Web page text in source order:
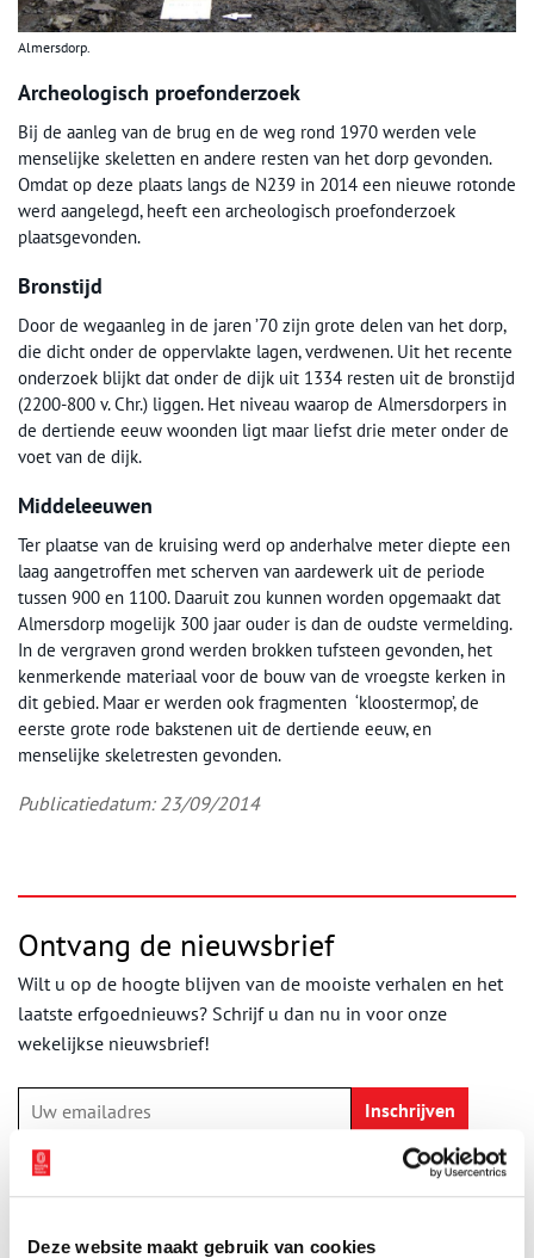
Deze website maakt gebruik van cookies
Almersdorp.
Archeologisch proefonderzoek
Bij de aanleg van de brug en de weg rond 1970 werden vele
menselijke skeletten en andere resten van het dorp gevonden.
Omdat op deze plaats langs de N239 in 2014 een nieuwe rotonde
werd aangelegd, heeft een archeologisch proefonderzoek
plaatsgevonden.
Bronstijd
Door de wegaanleg in de jaren ’70 zijn grote delen van het dorp,
die dicht onder de oppervlakte lagen, verdwenen. Uit het recente
onderzoek blijkt dat onder de dijk uit 1334 resten uit de bronstijd
(2200-800 v. Chr.) liggen. Het niveau waarop de Almersdorpers in
de dertiende eeuw woonden ligt maar liefst drie meter onder de
voet van de dijk.
Middeleeuwen
Ter plaatse van de kruising werd op anderhalve meter diepte een
laag aangetroffen met scherven van aardewerk uit de periode
tussen 900 en 1100. Daaruit zou kunnen worden opgemaakt dat
Almersdorp mogelijk 300 jaar ouder is dan de oudste vermelding.
In de vergraven grond werden brokken tufsteen gevonden, het
kenmerkende materiaal voor de bouw van de vroegste kerken in
dit gebied. Maar er werden ook fragmenten ‘kloostermop’, de
eerste grote rode bakstenen uit de dertiende eeuw, en
menselijke skeletresten gevonden.
Publicatiedatum: 23/09/2014
Ontvang de nieuwsbrief
Wilt u op de hoogte blijven van de mooiste verhalen en het
laatste erfgoednieuws? Schrijf u dan nu in voor onze
wekelijkse nieuwsbrief!
Bij inschrijving gaat u akkoord met ons privacybeleid.
Aanvullingen